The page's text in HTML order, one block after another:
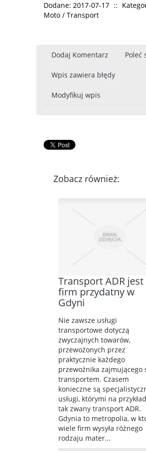
Dodane: 2017-07-17 ::
Moto / Transport
Dodaj Komentarz Poleć
Wpis zawiera błędy
Modyfikuj wpis
Zobacz również:
Transport ADR jest
firm przydatny w
Gdyni
Nie zawsze usługi
transportowe dotyczą
zwyczajnych towarów,
przewożonych przez
praktycznie każdego
przewoźnika zajmującego
transportem. Czasem
konieczne są
usługi, którymi na
tak zwany transport ADR.
Gdynia to metropolia, w
wiele firm wysyła różnego
rodzaju mater...